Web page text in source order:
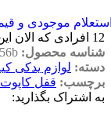
موجودی و
12 افرادی که الان
شناسه محصول:
دسته: لوازم یدکی کیا
برچسب: قفل کاپوت
به اشتراک بگذارید: